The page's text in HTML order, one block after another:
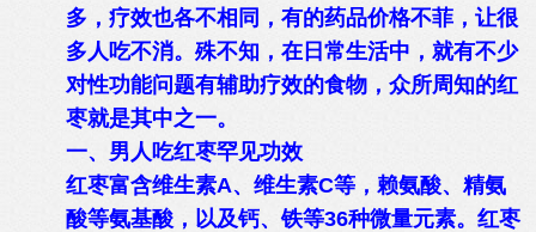
多，疗效也各不相同，有的药品价格不菲，让很
多人吃不消。殊不知，在日常生活中，就有不少
对性功能问题有辅助疗效的食物，众所周知的红
枣就是其中之一。
一、男人吃红枣罕见功效
红枣富含维生素A、维生素C等，赖氨酸、精氨
酸等氨基酸，以及钙、铁等36种微量元素。红枣